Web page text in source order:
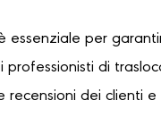
essenziale per
professionisti di
dei clienti